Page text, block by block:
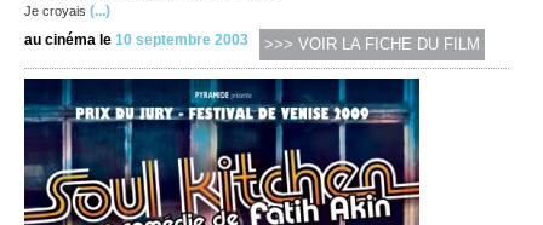
Je croyais (...)
au cinéma le 10 septembre 2003 >>> VOIR LA FICHE DU FILM